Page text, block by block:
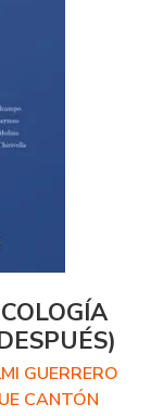
GUERRERO
CANTÓN